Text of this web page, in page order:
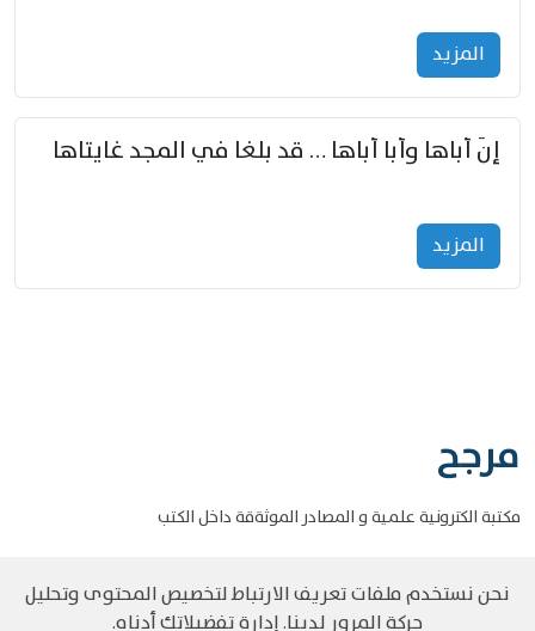
المزید
إنّ أباها وأبا أباها … قد بلغا في المجد غايتاها
المزید
مرجح
مكتبة الكترونية علمية و المصادر الموثةقة داخل الكتب
نحن نستخدم ملفات تعريف الارتباط لتخصيص المحتوى وتحليل
حركة المرور لدينا. إدارة تفضيلاتك أدناه.